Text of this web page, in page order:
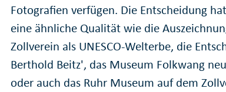
Fotografien verfügen. Die Entscheidung
eine ähnliche Qualität wie die
Zollverein als UNESCO-Welterbe, die
Berthold Beitz', das Museum Folkwang
oder auch das Ruhr Museum auf dem